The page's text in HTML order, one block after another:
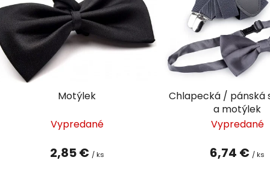
s
Motýlek
Vypredané
2,85 € / ks
Chlapecká / pánská
a motýlek
Vypredané
6,74 € / ks